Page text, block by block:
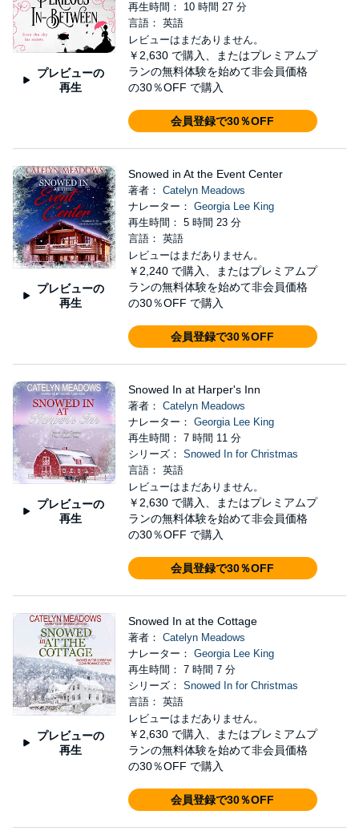
プレビューの
再生
再生時間： 10 時間 27 分
言語： 英語
レビューはまだありません。
￥2,630 で購入、またはプレミアムプ
ランの無料体験を始めて非会員価格
の30％OFF で購入
会員登録で30％OFF
プレビューの
再生
Snowed in At the Event Center
著者： Catelyn Meadows
ナレーター： Georgia Lee King
再生時間： 5 時間 23 分
言語： 英語
レビューはまだありません。
￥2,240 で購入、またはプレミアムプ
ランの無料体験を始めて非会員価格
の30％OFF で購入
会員登録で30％OFF
プレビューの
再生
Snowed In at Harper's Inn
著者： Catelyn Meadows
ナレーター： Georgia Lee King
再生時間： 7 時間 11 分
シリーズ： Snowed In for Christmas
言語： 英語
レビューはまだありません。
￥2,630 で購入、またはプレミアムプ
ランの無料体験を始めて非会員価格
の30％OFF で購入
会員登録で30％OFF
プレビューの
再生
Snowed In at the Cottage
著者： Catelyn Meadows
ナレーター： Georgia Lee King
再生時間： 7 時間 7 分
シリーズ： Snowed In for Christmas
言語： 英語
レビューはまだありません。
￥2,630 で購入、またはプレミアムプ
ランの無料体験を始めて非会員価格
の30％OFF で購入
会員登録で30％OFF